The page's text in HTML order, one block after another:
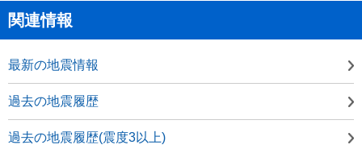
関連情報
最新の地震情報
過去の地震履歴
過去の地震履歴(震度3以上)